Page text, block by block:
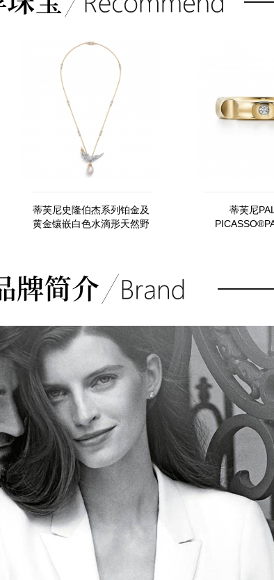
蒂芙尼史隆伯杰系列铂金及
黄金镶嵌白色水滴形天然野
蒂芙尼